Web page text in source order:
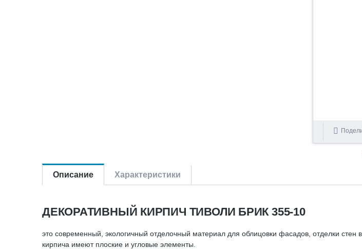
Описание Характеристики
ДЕКОРАТИВНЫЙ КИРПИЧ ТИВОЛИ БРИК 355-10
это современный, экологичный отделочный материал для облицовки фасадов, отделки
кирпича имеют плоские и угловые элементы.